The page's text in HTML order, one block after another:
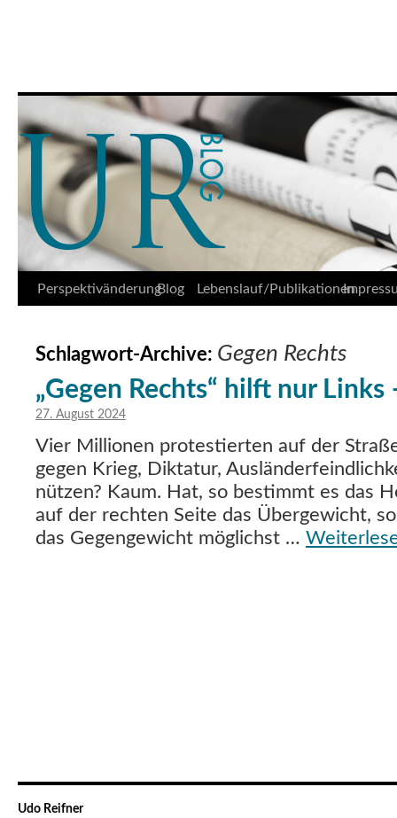
Springe
Inhalt
PerspektivänderungBlog Lebenslauf/Publikationen
Schlagwort-Archive: Gegen Rechts
„Gegen Rechts“ hilft nur Links
27. August 2024
Vier Millionen protestierten auf der
gegen Krieg, Diktatur,
nützen? Kaum. Hat, so bestimmt es das
auf der rechten Seite das Übergewicht,
das Gegengewicht möglichst …
Udo Reifner